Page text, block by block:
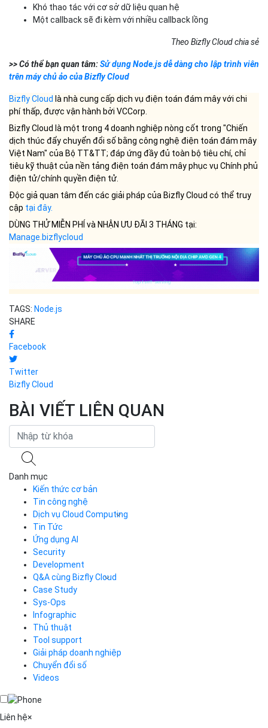
Khó thao tác với cơ sở dữ liệu quan hệ
Một callback sẽ đi kèm với nhiều callback lồng
Theo Bizfly Cloud chia sẻ
>> Có thể bạn quan tâm:Sử dụng Node.js dễ dàng cho lập trình viên
trên máy chủ ảo của Bizfly Cloud
Bizfly Cloud là nhà cung cấp dịch vụ điện toán đám mây với chi
phí thấp, được vận hành bởi VCCorp.
Bizfly Cloud là một trong 4 doanh nghiệp nòng cốt trong "Chiến
dịch thúc đẩy chuyển đổi số bằng công nghệ điện toán đám mây
Việt Nam" của Bộ TT&TT; đáp ứng đầy đủ toàn bộ tiêu chí, chỉ
tiêu kỹ thuật của nền tảng điện toán đám mây phục vụ Chính phủ
điện tử/chính quyền điện tử.
Độc giả quan tâm đến các giải pháp của Bizfly Cloud có thể truy
cập tại đây.
DÙNG THỬ MIỄN PHÍ và NHẬN ƯU ĐÃI 3 THÁNG tại:
Manage.bizflycloud
TAGS: Node.js
SHARE
Facebook
Twitter
Bizfly Cloud
BÀI VIẾT LIÊN QUAN
Danh mục
Kiến thức cơ bản
Tin công nghệ
Dịch vụ Cloud Computing
Cloud Server
CDN
Load Balancer
Auto Scaling
Container Registry
Kubernetes
Cloud Database
Call Center
Business Email
Simple Storage
VOD
VPN
Traffic Manager
Cloud VPS
Videos
Tin Tức
Ứng dụng AI
Security
Development
Q&A cùng Bizfly Cloud
Q&A về Bizfly Cloud Server
Thao tác kết nối tới server
Videos
Q&A về Bizfly Business Email
Videos
Case Study
Sys-Ops
Infographic
Thủ thuật
Tool support
Giải pháp doanh nghiệp
Chuyển đổi số
Videos
Liên hệ×